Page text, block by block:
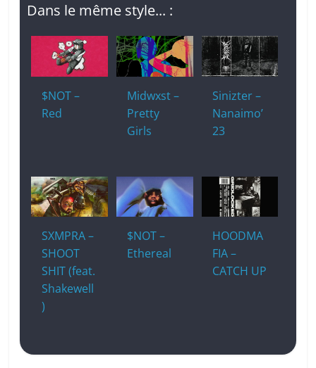
Dans le même style... :
$NOT –
Red
Midwxst –
Pretty
Girls
Sinizter –
Nanaimo’
23
SXMPRA –
SHOOT
SHIT (feat.
Shakewell
)
$NOT –
Ethereal
HOODMA
FIA –
CATCH UP